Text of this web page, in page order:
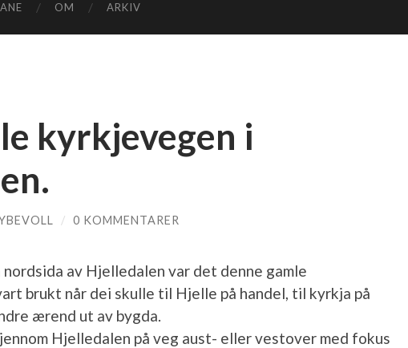
OM ARKIV
kyrkjevegen i
/ 0 KOMMENTARER
nordsida av Hjelledalen var det denne gamle
brukt når dei skulle til Hjelle på handel, til kyrkja på
ærend ut av bygda.
Hjelledalen på veg aust- eller vestover med fokus